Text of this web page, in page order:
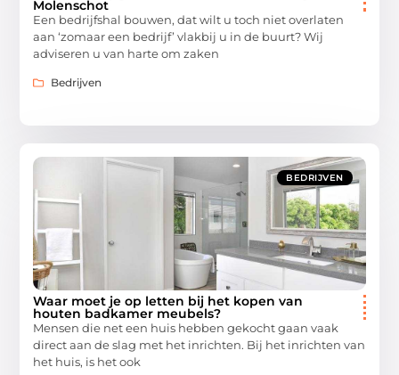
Molenschot
Een bedrijfshal bouwen, dat wilt u toch niet overlaten
aan ‘zomaar een bedrijf’ vlakbij u in de buurt? Wij
adviseren u van harte om zaken
Bedrijven
BEDRIJVEN
Waar moet je op letten bij het kopen van
houten badkamer meubels?
Mensen die net een huis hebben gekocht gaan vaak
direct aan de slag met het inrichten. Bij het inrichten van
het huis, is het ook